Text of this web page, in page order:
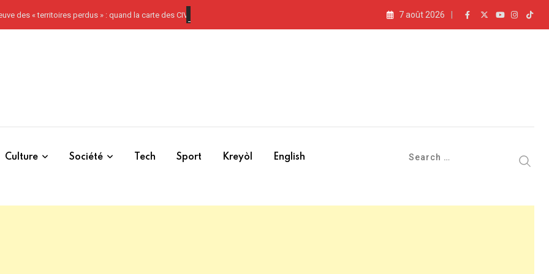
perdus » : quand la carte des CIV devient un test de souveraineté 7 août 2026
Culture Société Tech Sport Kreyòl English